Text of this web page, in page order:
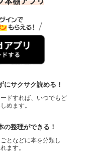
にサクサク読める！
ドすれば、いつでもど
めます。
の整理ができる！
となどに本を分類し
ます。